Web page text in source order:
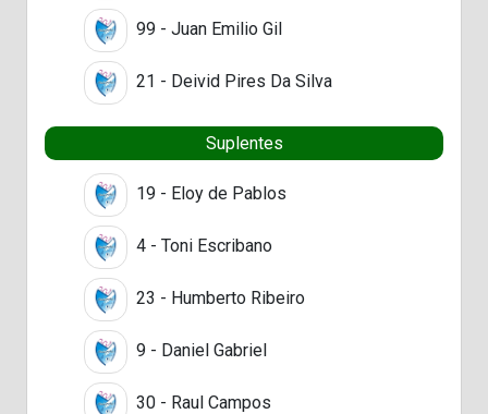
99 - Juan Emilio Gil
21 - Deivid Pires Da Silva
Suplentes
19 - Eloy de Pablos
4 - Toni Escribano
23 - Humberto Ribeiro
9 - Daniel Gabriel
30 - Raul Campos